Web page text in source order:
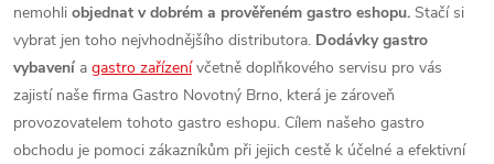
nemohli objednat v dobrém a prověřeném gastro eshopu. Stačí si
vybrat jen toho nejvhodnějšího distributora. Dodávky gastro
vybavení a gastro zařízenívčetně doplňkového servisu pro vás
zajistí naše firma Gastro Novotný Brno, která je zároveň
provozovatelem tohoto gastro eshopu. Cílem našeho gastro
obchodu je pomoci zákazníkům při jejich cestě k účelné a efektivní